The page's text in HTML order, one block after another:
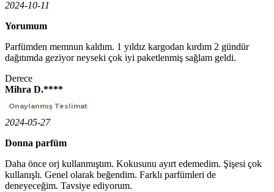
2024-10-11
Yorumum
Parfümden memnun kaldım. 1 yıldız kargodan kırdım 2 gündür
dağıtımda geziyor neyseki çok iyi paketlenmiş sağlam geldi.
Derece
Mihra D.****
Onaylanmış Teslimat
2024-05-27
Donna parfüm
Daha önce orj kullanmıştım. Kokusunu ayırt edemedim. Şişesi çok
kullanışlı. Genel olarak beğendim. Farklı parfümleri de
deneyeceğim. Tavsiye ediyorum.